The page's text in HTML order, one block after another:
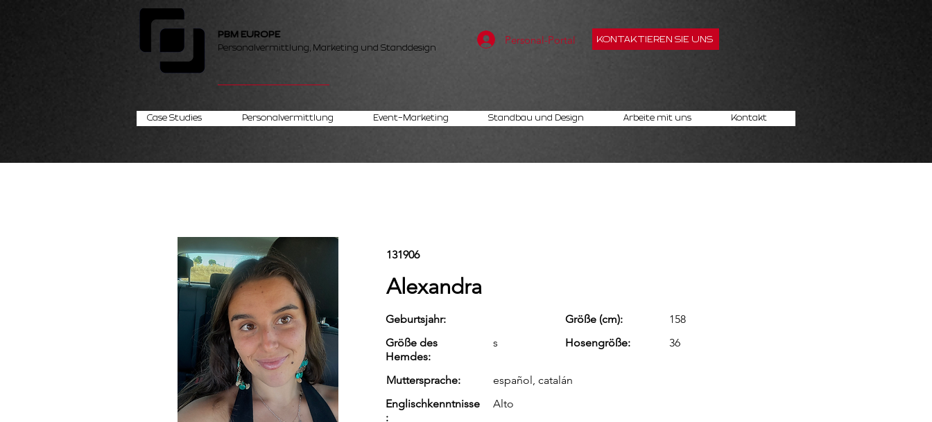
PBM EUROPE
Personalvermittlung, Marketing und Standdesign
Personal-Portal KONTAKTIEREN SIE UNS
Case Studies Personalvermittlung Event-Marketing Standbau und Design Arbeite mit uns Kontakt
131906
Alexandra
Geburtsjahr: Größe (cm):
158
Größe des
Hemdes:
s Hosengröße: 36
Muttersprache:
español, catalán
Englischkenntnisse
:
Alto